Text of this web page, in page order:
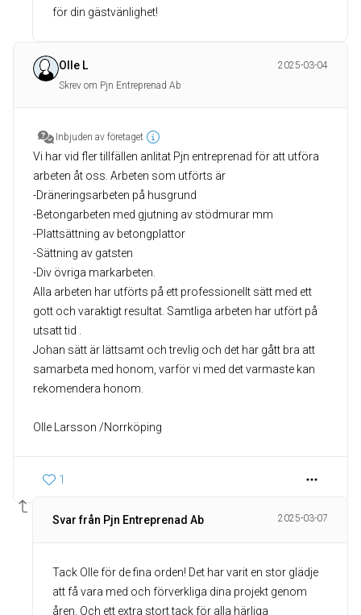
för din gästvänlighet!
Olle L
2025-03-04
Skrev om Pjn Entreprenad Ab
Inbjuden av företaget
Vi har vid fler tillfällen anlitat Pjn entreprenad för att utföra
arbeten åt oss. Arbeten som utförts är
-Dräneringsarbeten på husgrund
-Betongarbeten med gjutning av stödmurar mm
-Plattsättning av betongplattor
-Sättning av gatsten
-Div övriga markarbeten.
Alla arbeten har utförts på ett professionellt sätt med ett
gott och varaktigt resultat. Samtliga arbeten har utfört på
utsatt tid .
Johan sätt är lättsamt och trevlig och det har gått bra att
samarbeta med honom, varför vi med det varmaste kan
rekomendera honom.
Olle Larsson /Norrköping
1
Svar från Pjn Entreprenad Ab 2025-03-07
Tack Olle för de fina orden! Det har varit en stor glädje
att få vara med och förverkliga dina projekt genom
åren. Och ett extra stort tack för alla härliga